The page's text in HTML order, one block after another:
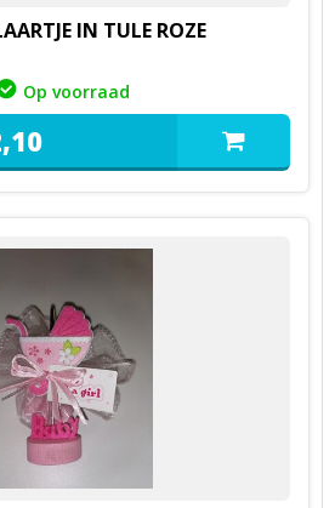
IN TULE ROZE
Op voorraad
10